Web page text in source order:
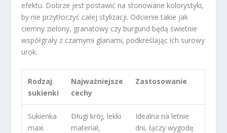
efektu. Dobrze jest postawić na stonowane kolorystyki,
by nie przytłoczyć całej stylizacji. Odcienie takie jak
ciemny zielony, granatowy czy burgund będą świetnie
współgrały z czarnymi glanami, podkreślając ich surowy
urok.
Rodzaj
sukienki
Najważniejsze
cechy
Zastosowanie
Sukienka
maxi
Długi krój, lekki
materiał,
Idealna na letnie
dni, łączy wygodę